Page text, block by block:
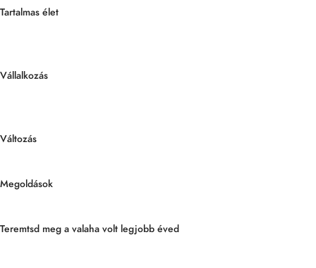
Tartalmas élet
Vállalkozás
Változás
Megoldások
Teremtsd meg a valaha volt legjobb éved